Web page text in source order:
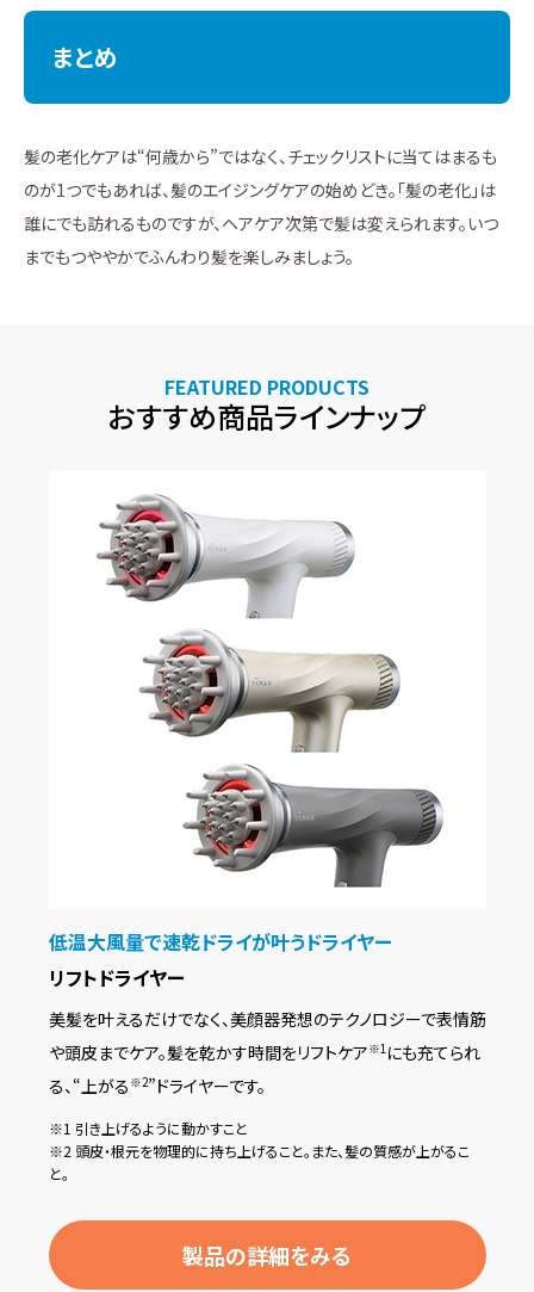
まとめ
髪の老化ケアは“何歳から”ではなく、チェックリストに当てはまるも
のが1つでもあれば、髪のエイジングケアの始めどき。「髪の老化」は
誰にでも訪れるものですが、ヘアケア次第で髪は変えられます。いつ
までもつややかでふんわり髪を楽しみましょう。
FEATURED PRODUCTS
おすすめ商品ラインナップ
低温大風量で速乾ドライが叶うドライヤー
リフトドライヤー
美髪を叶えるだけでなく、美顔器発想のテクノロジーで表情筋
や頭皮までケア。髪を乾かす時間をリフトケア※1にも充てられ
る、“上がる ※2”ドライヤーです。
※1 引き上げるように動かすこと
※2 頭皮・根元を物理的に持ち上げること。また、髪の質感が上がるこ
と。
製品の詳細をみる